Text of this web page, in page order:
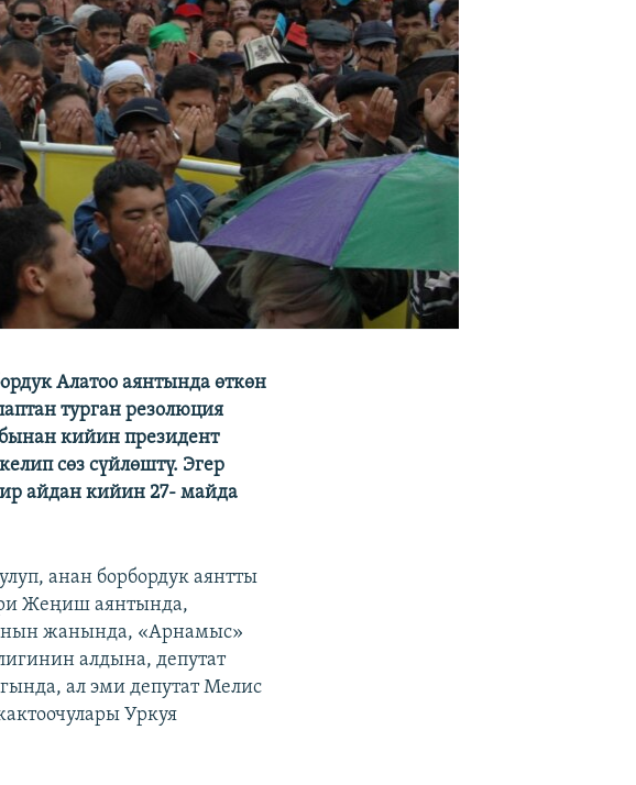
Алатоо аянтында өткөн
турган резолюция
кийин президент
сөз сүйлөштү. Эгер
айдан кийин 27- майда
анан борбордук аянтты
Жеңиш аянтында,
жанында, «Арнамыс»
алдына, депутат
ал эми депутат Мелис
Уркуя